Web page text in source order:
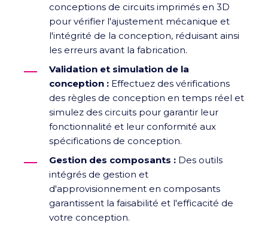
conceptions de circuits imprimés en 3D
pour vérifier l'ajustement mécanique et
l'intégrité de la conception, réduisant ainsi
les erreurs avant la fabrication.
Validation et simulation de la
conception : Effectuez des vérifications
des règles de conception en temps réel et
simulez des circuits pour garantir leur
fonctionnalité et leur conformité aux
spécifications de conception.
Gestion des composants : Des outils
intégrés de gestion et
d'approvisionnement en composants
garantissent la faisabilité et l'efficacité de
votre conception.